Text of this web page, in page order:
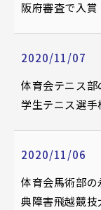
阪府審査で入賞
2020/11/07
体育会テニス部
学生テニス選
2020/11/06
体育会馬術部の
典障害飛越競